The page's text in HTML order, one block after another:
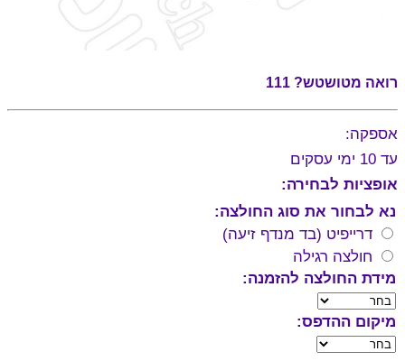
רואה מטושטש? 111
אספקה:
עד 10 ימי עסקים
אופציות לבחירה:
נא לבחור את סוג החולצה:
דרייפיט (בד מנדף זיעה)
חולצה רגילה
מידת החולצה להזמנה:
מיקום ההדפס: